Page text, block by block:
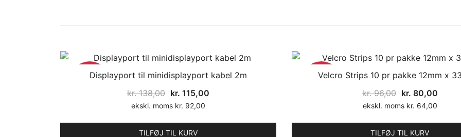
17%
Displayport til minidisplayport kabel 2m
kr.138,00 Den
oprindelige
var:
kr. 115,00
ekskl. moms kr. 92,00
TILFØJ TIL KURV
17%
Velcro Strips 10 pr pakke 12mm x
kr.96,00 Den
oprindelige
var:
kr. 80,00Den
ekskl. moms kr. 64,00
TILFØJ TIL KURV